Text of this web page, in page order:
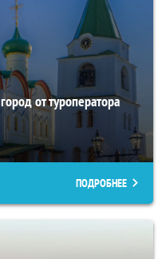
от туроператора
ПОДРОБНЕЕ